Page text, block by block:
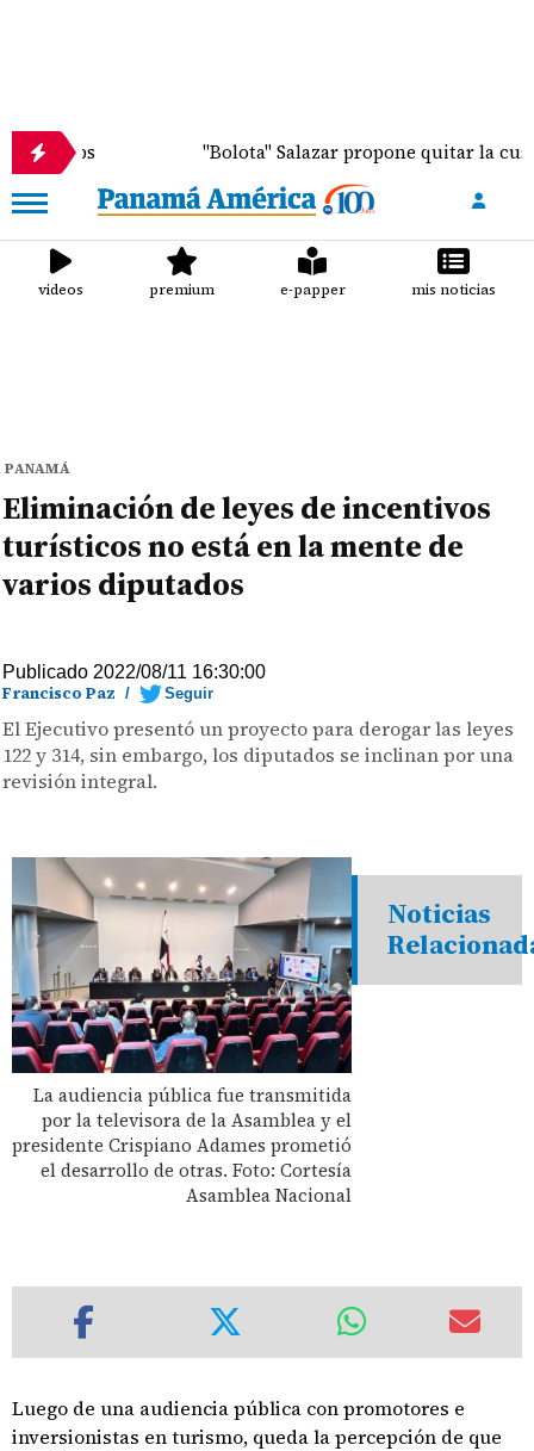
"Bolota" Salazar propone quitar la custodia de
videos premium e-papper mis noticias
PANAMÁ
Eliminación de leyes de incentivos
turísticos no está en la mente de
varios diputados
Publicado 2022/08/11 16:30:00
Francisco Paz / Seguir
El Ejecutivo presentó un proyecto para derogar las leyes
122 y 314, sin embargo, los diputados se inclinan por una
revisión integral.
La audiencia pública fue transmitida
por la televisora de la Asamblea y el
presidente Crispiano Adames prometió
el desarrollo de otras. Foto: Cortesía
Asamblea Nacional
Noticias
Luego de una audiencia pública con promotores e
inversionistas en turismo, queda la percepción de que